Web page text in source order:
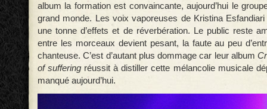
album la formation est convaincante, aujourd’hui le
grand monde. Les voix vaporeuses de Kristina
une tonne d’effets et de réverbération. Le public reste
entre les morceaux devient pesant, la faute au peu
chanteuse. C’est d’autant plus dommage car leur album
of suffering réussit à distiller cette mélancolie musicale
manqué aujourd’hui.